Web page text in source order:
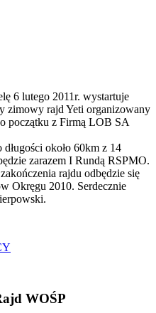
6 lutego 2011r. wystartuje
zimowy rajd Yeti organizowany
początku z Firmą LOB SA
długości około 60km z 14
zarazem I Rundą RSPMO.
rajdu odbędzie się
Okręgu 2010. Serdecznie
WOŚP